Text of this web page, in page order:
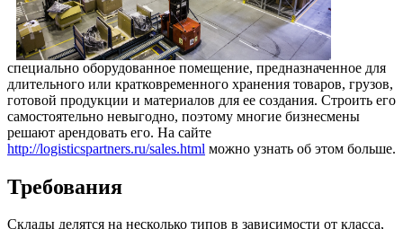
специально оборудованное помещение, предназначенное для
длительного или кратковременного хранения товаров, грузов,
готовой продукции и материалов для ее создания. Строить его
самостоятельно невыгодно, поэтому многие бизнесмены
решают арендовать его. На сайте
http://logisticspartners.ru/sales.html можно узнать об этом больше.
Требования
Склады делятся на несколько типов в зависимости от класса,